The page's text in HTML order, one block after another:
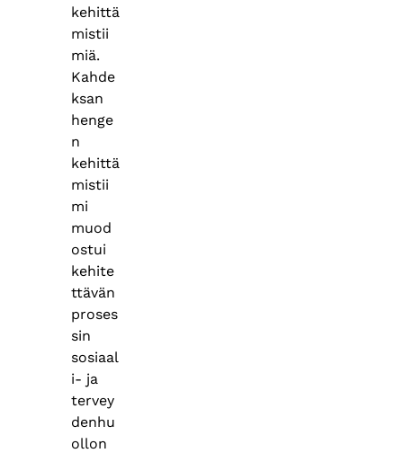
kehittä
mistii
miä.
Kahde
ksan
henge
n
kehittä
mistii
mi
muod
ostui
kehite
ttävän
proses
sin
sosiaal
i- ja
tervey
denhu
ollon